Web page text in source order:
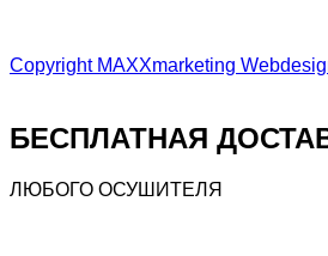
Copyright MAXXmarketing
БЕСПЛАТНАЯ
ЛЮБОГО ОСУШИТЕЛЯ